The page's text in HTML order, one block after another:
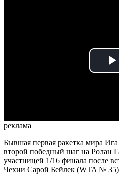
реклама
Бывшая первая ракетка мира
второй победный шаг на Ролан
участницей 1/16 финала после
Чехии Сарой Бейлек (WTA №